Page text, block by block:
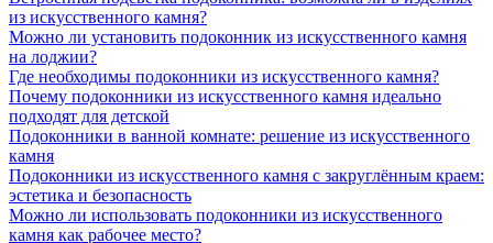
из искусственного камня?
Можно ли установить подоконник из искусственного камня
на лоджии?
Где необходимы подоконники из искусственного камня?
Почему подоконники из искусственного камня идеально
подходят для детской
Подоконники в ванной комнате: решение из искусственного
камня
Подоконники из искусственного камня с закруглённым краем:
эстетика и безопасность
Можно ли использовать подоконники из искусственного
камня как рабочее место?